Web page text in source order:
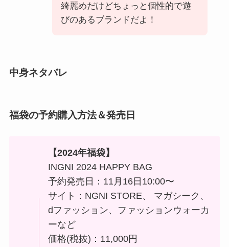
綺麗めだけどちょっと個性的で遊
びのあるブランドだよ！
中身ネタバレ
福袋の予約購入方法＆発売日
【2024年福袋】
INGNI 2024 HAPPY BAG
予約発売日：11月16日10:00〜
サイト：NGNI STORE、 マガシーク、
dファッション、ファッションウォーカ
ーなど
価格(税抜)：11,000円